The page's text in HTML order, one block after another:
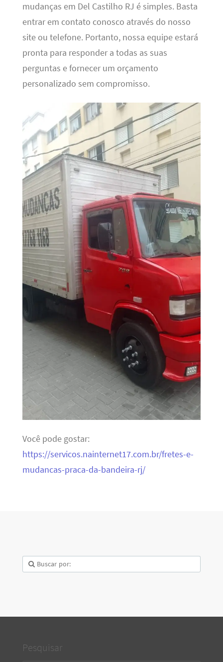
mudanças em Del Castilho RJ é simples. Basta
entrar em contato conosco através do nosso
site ou telefone. Portanto, nossa equipe estará
pronta para responder a todas as suas
perguntas e fornecer um orçamento
personalizado sem compromisso.
Você pode gostar:
https://servicos.nainternet17.com.br/fretes-e-
mudancas-praca-da-bandeira-rj/
Pesquisar